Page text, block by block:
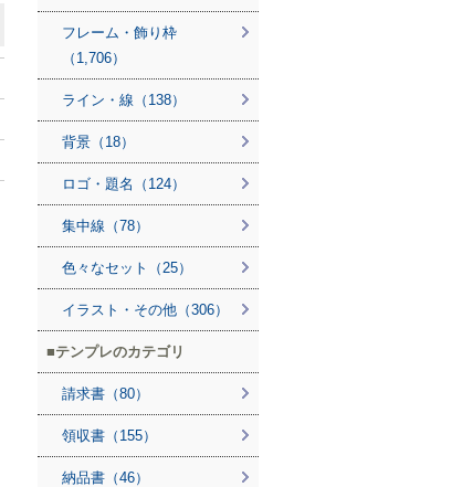
フレーム・飾り枠
（1,706）
ライン・線（138）
背景（18）
ロゴ・題名（124）
集中線（78）
色々なセット（25）
イラスト・その他（306）
テンプレのカテゴリ
請求書（80）
領収書（155）
納品書（46）